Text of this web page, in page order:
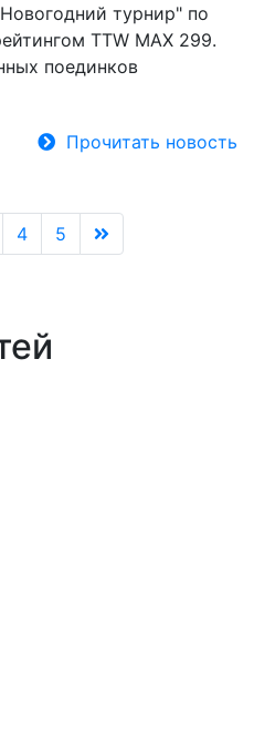
турнир" по
TTW MAX 299.
поединков
Прочитать новость
4 5